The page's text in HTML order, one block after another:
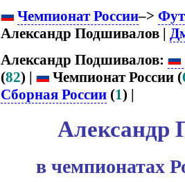
Чемпионат России–>
Александр Подшивалов |
Александр Подшивалов:
(82) | Чемпионат России (
Сборная России (1) |
Александр
в чемпионатах